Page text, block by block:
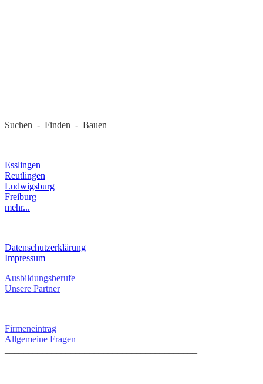
Suchen - Finden - Bauen
Esslingen
Reutlingen
Ludwigsburg
Freiburg
mehr...
Datenschutzerklärung
Impressum
Ausbildungsberufe
Unsere Partner
Firmeneintrag
Allgemeine Fragen